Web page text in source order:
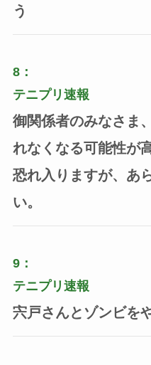
う
8：
テニプリ速報
御関係者のみなさま
れなくなる可能性が
恐れ入りますが、あ
い。
9：
テニプリ速報
宍戸さんとゾンビを